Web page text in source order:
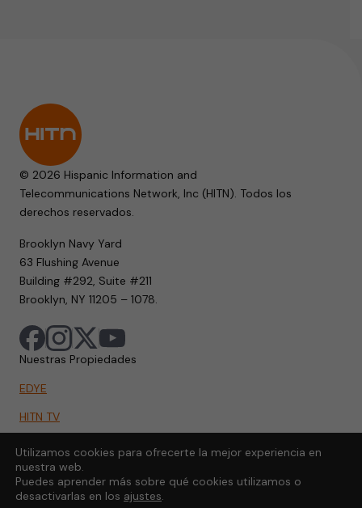
© 2026 Hispanic Information and
Telecommunications Network, Inc (HITN). Todos los
derechos reservados.
Brooklyn Navy Yard
63 Flushing Avenue
Building #292, Suite #211
Brooklyn, NY 11205 – 1078.
Nuestras Propiedades
EDYE
HITN TV
HITN.ORG
HITN GO
Utilizamos cookies para ofrecerte la mejor experiencia en
nuestra web.
Puedes aprender más sobre qué cookies utilizamos o
desactivarlas en los ajustes.